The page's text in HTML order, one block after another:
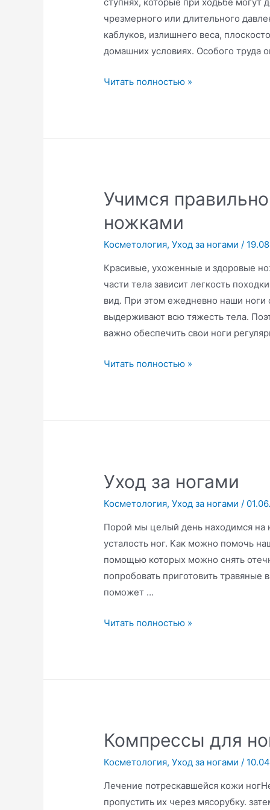
чрезмерного или длительного
каблуков, излишнего веса,
домашних условиях. Особого труда
Натоптыши
Читать полностью »
Учимся
ножками
Косметология,Уход за ногами /
Красивые, ухоженные и здоровые
части тела зависит легкость
вид. При этом ежедневно наши ноги
выдерживают всю тяжесть тела.
важно обеспечить свои ноги
Учимся
Читать полностью »
Уход за ногами
Косметология,Уход за ногами /
Порой мы целый день находимся на
усталость ног. Как можно помочь
помощью которых можно снять
попробовать приготовить травяные
поможет …
Уход
Читать полностью »
Компрессы для
Косметология,Уход за ногами /
Лечение потрескавшейся кожи
пропустить их через мясорубку.